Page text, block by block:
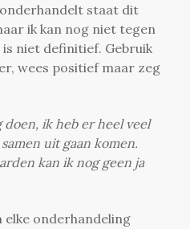
staat dit
ik kan nog niet tegen
is niet definitief. Gebruik
wees positief maar zeg
doen, ik heb er heel veel
uit gaan komen.
kan ik nog geen ja
onderhandeling